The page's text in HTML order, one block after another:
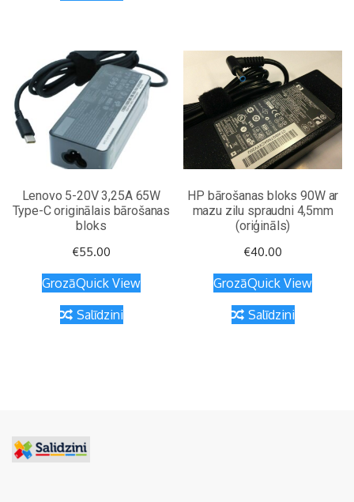
Lenovo 5-20V 3,25A 65W
Type-C originālais bārošanas
bloks
€55.00
GrozāQuick View
Salīdzini
HP bārošanas bloks 90W ar
mazu zilu spraudni 4,5mm
(oriģināls)
€40.00
GrozāQuick View
Salīdzini